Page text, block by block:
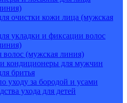
очистки кожи лица (мужская
укладки и фиксации волос
волос (мужская линия)
кондиционеры для мужчин
бритья
уходу за бородой и усами
ухода для детей